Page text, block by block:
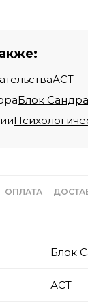
АСТ
Блок Сандра
ОПЛАТА
Блок
АСТ